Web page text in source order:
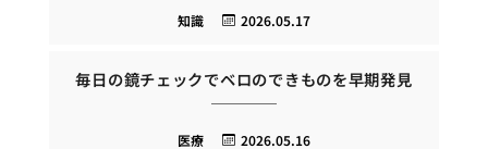
2026.05.17
知識
毎日の鏡チェックでベロのできものを早期発見
2026.05.16
医療